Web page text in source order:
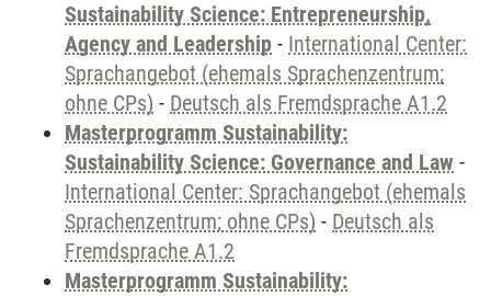
Sustainability Science: Entrepreneurship,
Agency and Leadership - International Center:
Sprachangebot (ehemals Sprachenzentrum;
ohne CPs) - Deutsch als Fremdsprache A1.2
Masterprogramm Sustainability:
Sustainability Science: Governance and Law -
International Center: Sprachangebot (ehemals
Sprachenzentrum; ohne CPs) - Deutsch als
Fremdsprache A1.2
Masterprogramm Sustainability: